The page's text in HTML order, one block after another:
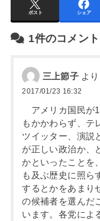
ポスト シェア
1件のコメント
三上節子 よ
2017/01/23 16:32
アメリカ国民が1
もかかわらず、テ
ツイッター、演説
が正しい政治か、
かといったことを
も及ぶ歴史に照ら
するとかをあまり
の候補者を選んだ
います。各党によ